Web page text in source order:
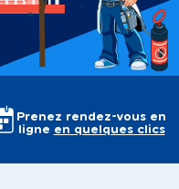
Prenez rendez-vous en
ligne en quelques clics